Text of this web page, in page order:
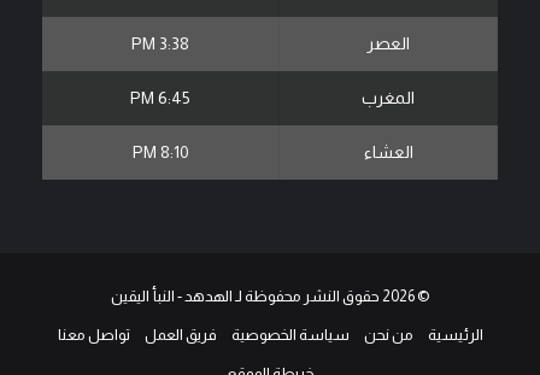
العصر 3:38 PM
المغرب 6:45 PM
العشاء 8:10 PM
© 2026 حقوق النشر محفوظة لـ الهدهد - النبأ اليقين
الرئيسية من نحن سياسة الخصوصية فريق العمل تواصل معنا